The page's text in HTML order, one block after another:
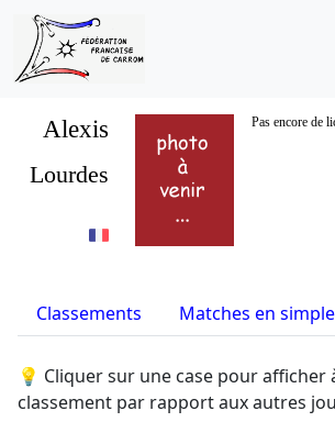
Alexis Pas encore de
Lourdes
Classements Matches en simple
💡 Cliquer sur une case pour
classement par rapport aux autres